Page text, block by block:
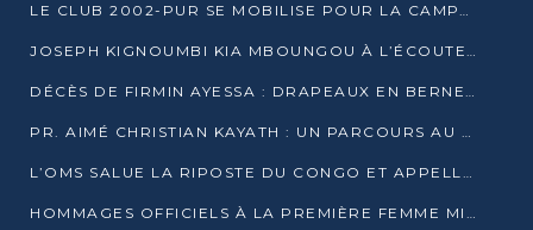
LE CLUB 2002-PUR SE MOBILISE POUR LA CAMPAGNE
JOSEPH KIGNOUMBI KIA MBOUNGOU À L’ÉCOUTE DE TALANGAÏ
DÉCÈS DE FIRMIN AYESSA : DRAPEAUX EN BERNE LUNDI
PR. AIMÉ CHRISTIAN KAYATH : UN PARCOURS AU SERVICE DE LA RECHERCHE ET DE L’INNOVATION
L’OMS SALUE LA RIPOSTE DU CONGO ET APPELLE À DES RÉFORMES DURABLES
HOMMAGES OFFICIELS À LA PREMIÈRE FEMME MINISTRE DU CONGO